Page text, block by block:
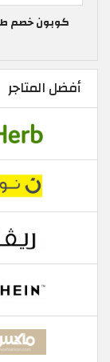
أفضل المتاجر